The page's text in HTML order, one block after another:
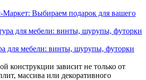
Выбираем подарок для вашего
для мебели: винты, шурупы, футорки
конструкции зависит не только от
массива или декоративного